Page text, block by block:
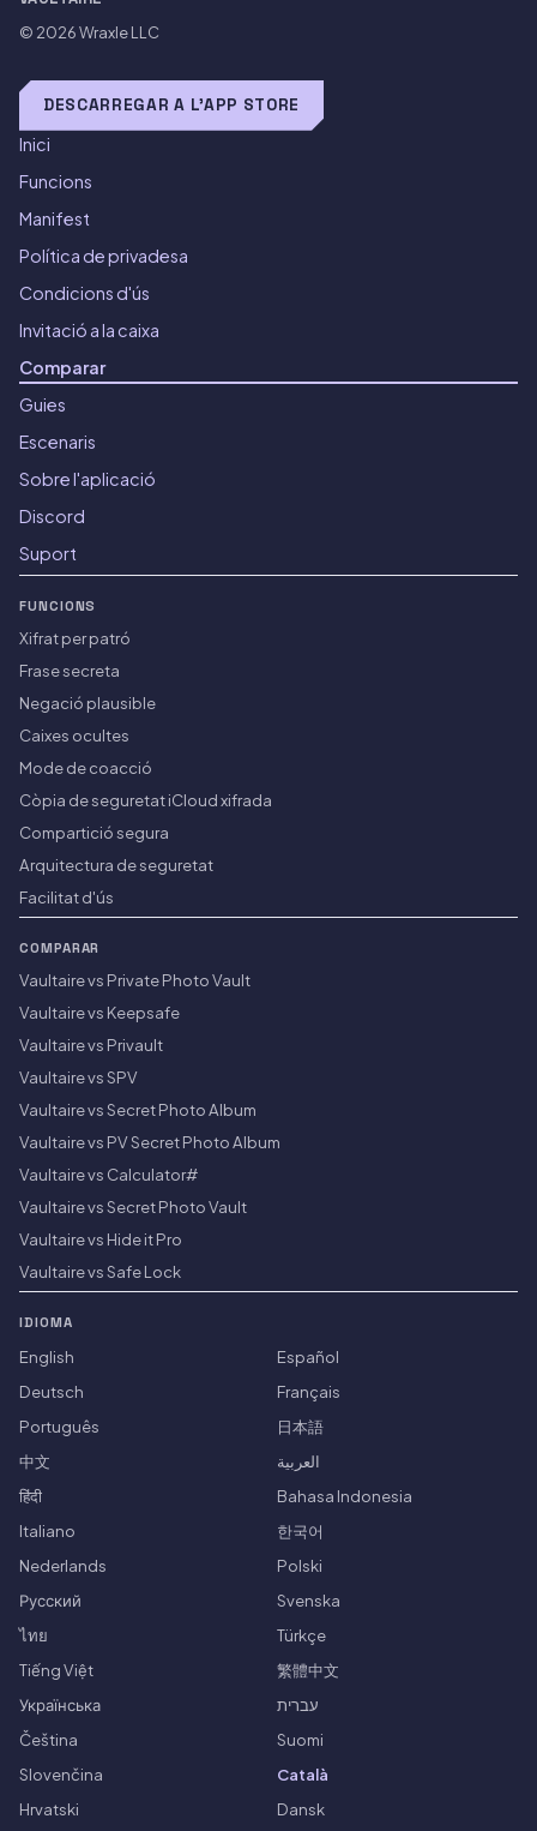
© 2026Wraxle LLC
DESCARREGAR A L'APP STORE
Inici
Funcions
Manifest
Política de privadesa
Condicions d'ús
Invitació a la caixa
Comparar
Guies
Escenaris
Sobre l'aplicació
Discord
Suport
FUNCIONS
Xifrat per patró
Frase secreta
Negació plausible
Caixes ocultes
Mode de coacció
Còpia de seguretat iCloud xifrada
Compartició segura
Arquitectura de seguretat
Facilitat d'ús
COMPARAR
Vaultaire vs Private Photo Vault
Vaultaire vs Keepsafe
Vaultaire vs Privault
Vaultaire vs SPV
Vaultaire vs Secret Photo Album
Vaultaire vs PV Secret Photo Album
Vaultaire vs Calculator#
Vaultaire vs Secret Photo Vault
Vaultaire vs Hide it Pro
Vaultaire vs Safe Lock
IDIOMA
English
Español
Deutsch
Français
Português
日本語
中文
العربية
हिंदी
Bahasa Indonesia
Italiano
한국어
Nederlands
Polski
Русский
Svenska
ไทย
Türkçe
Tiếng Việt
繁體中文
Українська
עברית
Čeština
Suomi
Slovenčina
Català
Hrvatski
Dansk